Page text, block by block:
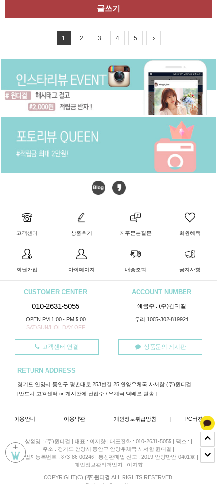
+
글쓰기
1 2 3 4 5
고객센터 상품후기 자주묻는질문 회원혜택
회원가입 마이페이지 배송조회 공지사항
CUSTOMER CENTER
010-2631-5055
OPEN PM 1:00 - PM 5:00
SAT/SUN/HOLIDAY OFF
ACCOUNT NUMBER
예금주 : (주)윈디걸
우리 1005-302-819924
고객센터 연결 상품문의 게시판
RETURN ADDRESS
경기도 안양시 동안구 평촌대로 253번길 25 안양우체국 사서함 (주)윈디걸
[반드시 고객센터 or 게시판에 선접수 / 우체국 택배로 발송 ]
이용안내 | 이용약관 | 개인정보취급방침 | PC버젼
상점명 : (주)윈디걸 | 대표 : 이지향 | 대표전화 : 010-2631-5055 | 팩스 : |
주소 : 경기도 안양시 동안구 안양우체국 사서함 윈디걸 |
사업자등록번호 : 873-86-00246 | 통신판매업 신고 : 2019-안양만안-0401호 |
개인정보관리책임자 : 이지향
COPYRIGHT(C) (주)윈디걸 ALL RIGHTS RESERVED.